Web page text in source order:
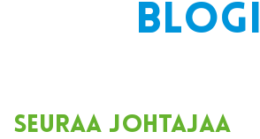
BLOGI
SEURAA JOHTAJAA